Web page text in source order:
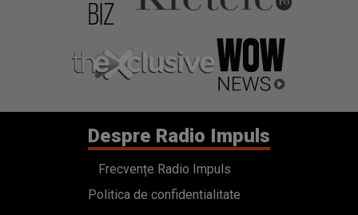
Despre Radio Impuls
Frecvențe Radio Impuls
Politica de confidentialitate